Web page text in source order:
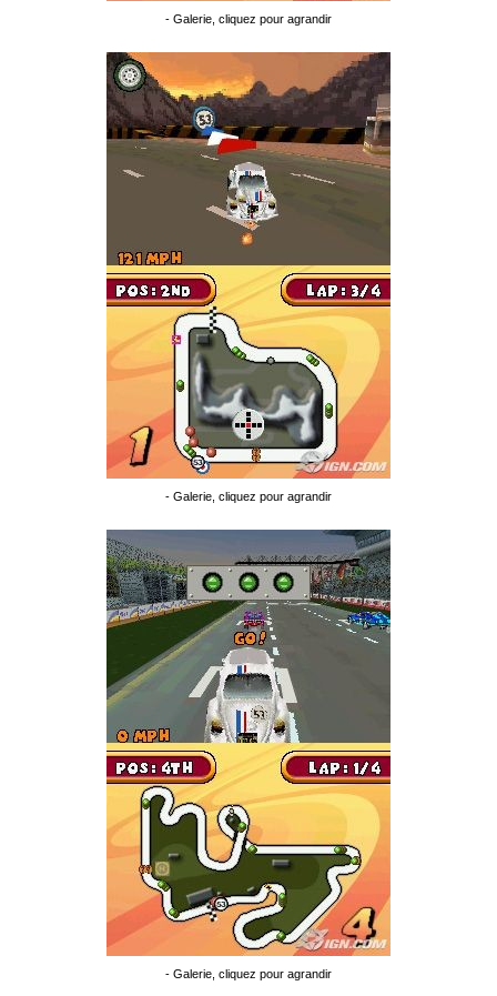
- Galerie, cliquez pour agrandir
- Galerie, cliquez pour agrandir
- Galerie, cliquez pour agrandir